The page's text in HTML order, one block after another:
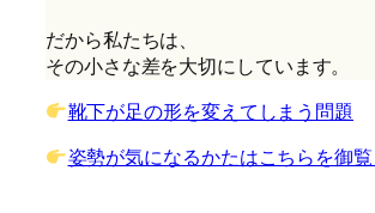
だから私たちは、
その小さな差を大切にしています。
靴下が足の形を変えてしまう問題
姿勢が気になるかたはこちらを御